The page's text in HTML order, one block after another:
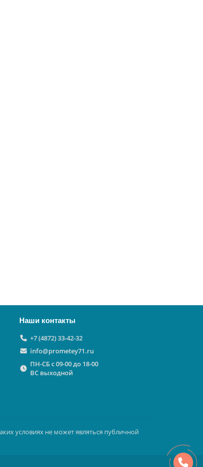
Наши контакты
+7 (4872) 33-42-32
info@prometey71.ru
ПН-СБ с 09-00 до 18-00
ВС выходной
условиях не может являться публичной